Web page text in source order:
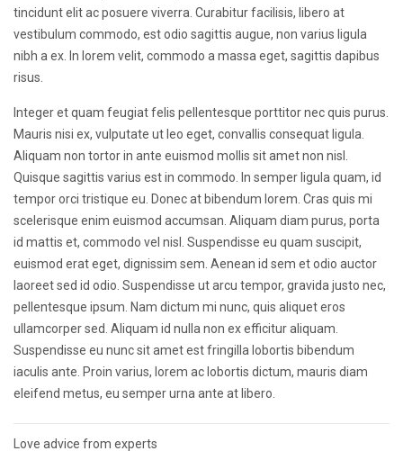
tincidunt elit ac posuere viverra. Curabitur facilisis, libero at
vestibulum commodo, est odio sagittis augue, non varius ligula
nibh a ex. In lorem velit, commodo a massa eget, sagittis dapibus
risus.
Integer et quam feugiat felis pellentesque porttitor nec quis purus.
Mauris nisi ex, vulputate ut leo eget, convallis consequat ligula.
Aliquam non tortor in ante euismod mollis sit amet non nisl.
Quisque sagittis varius est in commodo. In semper ligula quam, id
tempor orci tristique eu. Donec at bibendum lorem. Cras quis mi
scelerisque enim euismod accumsan. Aliquam diam purus, porta
id mattis et, commodo vel nisl. Suspendisse eu quam suscipit,
euismod erat eget, dignissim sem. Aenean id sem et odio auctor
laoreet sed id odio. Suspendisse ut arcu tempor, gravida justo nec,
pellentesque ipsum. Nam dictum mi nunc, quis aliquet eros
ullamcorper sed. Aliquam id nulla non ex efficitur aliquam.
Suspendisse eu nunc sit amet est fringilla lobortis bibendum
iaculis ante. Proin varius, lorem ac lobortis dictum, mauris diam
eleifend metus, eu semper urna ante at libero.
Post
Love advice from experts